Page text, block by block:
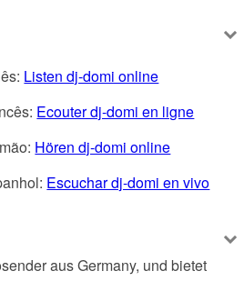
Listen dj-domi online
Ecouter dj-domi en ligne
Hören dj-domi online
Escuchar dj-domi en vivo
aus Germany, und bietet